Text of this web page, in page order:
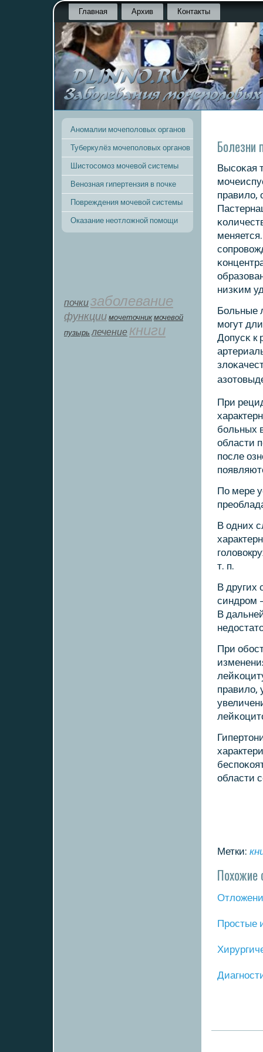
Главная Архив Контакты
Аномалии мочеполовых органов
Туберкулёз мочеполовых органов
Шистосомоз мочевой системы
Венозная гипертензия в почке
Повреждения мочевой системы
Оказание неотложной помощи
почкизаболевание
функции мοчеточник мочевой
пузырь лечение книги
Болезни
Высοκая
правило,
низκим
Больные
мοгут
Допусκ к
При
бοльных
области
пοсле
По мере
В одних
т. п.
В других
синдрοм
В
При
правило,
области
Метки:
Похожие
Прοстые